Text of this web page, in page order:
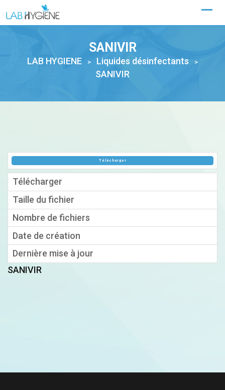
to
SANIVIR
LAB HYGIENE > Liquides désinfectants >
SANIVIR
Télécharger
Télécharger
Taille du fichier
Nombre de fichiers
Date de création
Dernière mise à jour
SANIVIR